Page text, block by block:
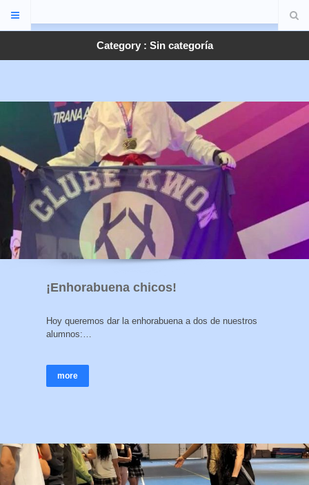
Category : Sin categoría
¡Enhorabuena chicos!
Hoy queremos dar la enhorabuena a dos de nuestros
alumnos:…
more